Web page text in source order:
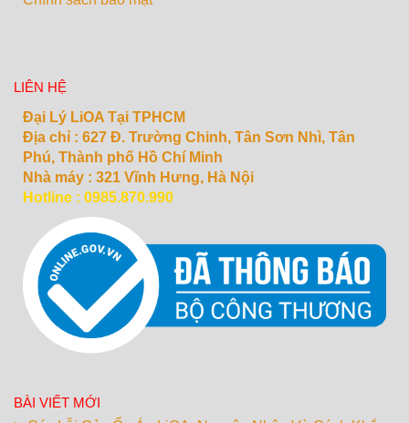
LIÊN HỆ
Đại Lý LiOA Tại TPHCM
Địa chỉ : 627 Đ. Trường Chinh, Tân Sơn Nhì, Tân
Phú, Thành phố Hồ Chí Minh
Nhà máy : 321 Vĩnh Hưng, Hà Nội
Hotline : 0985.870.990
BÀI VIẾT MỚI